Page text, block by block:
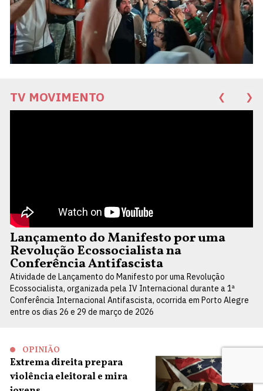
TV MOVIMENTO ❮ ❯
Lançamento do Manifesto por uma
Revolução Ecossocialista na
Conferência Antifascista
Atividade de Lançamento do Manifesto por uma Revolução
Ecossocialista, organizada pela IV Internacional durante a 1ª
Conferência Internacional Antifascista, ocorrida em Porto Alegre
entre os dias 26 e 29 de março de 2026
OPINIÃO
Extrema direita prepara
violência eleitoral e mira